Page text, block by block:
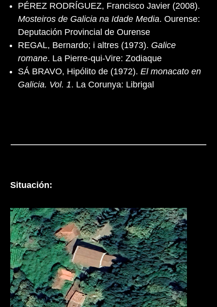
PÉREZ RODRÍGUEZ, Francisco Javier (2008).
Mosteiros de Galicia na Idade Media. Ourense:
Deputación Provincial de Ourense
REGAL, Bernardo; i altres (1973). Galice
romane. La Pierre-qui-Vire: Zodiaque
SÁ BRAVO, Hipólito de (1972). El monacato en
Galicia. Vol. 1. La Corunya: Librigal
Situación: